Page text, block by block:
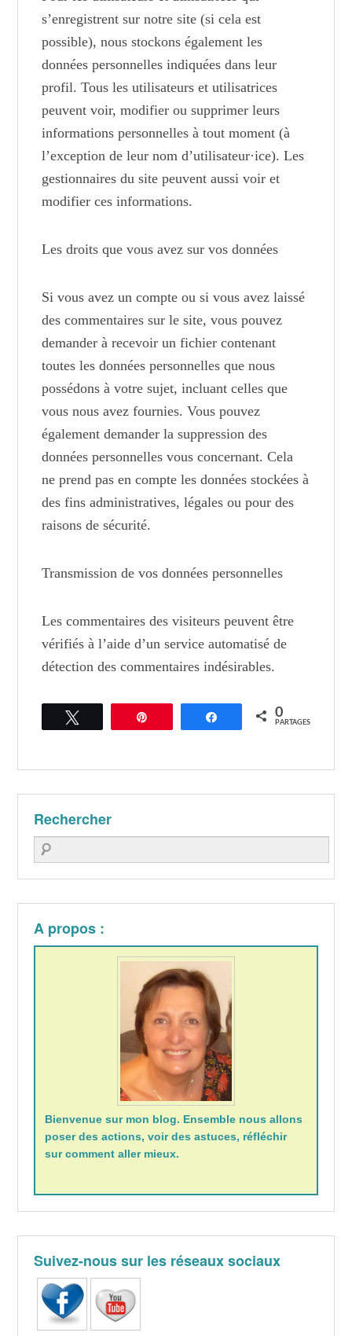
s’enregistrent sur notre site (si cela est
possible), nous stockons également les
données personnelles indiquées dans leur
profil. Tous les utilisateurs et utilisatrices
peuvent voir, modifier ou supprimer leurs
informations personnelles à tout moment (à
l’exception de leur nom d’utilisateur·ice). Les
gestionnaires du site peuvent aussi voir et
modifier ces informations.
Les droits que vous avez sur vos données
Si vous avez un compte ou si vous avez laissé
des commentaires sur le site, vous pouvez
demander à recevoir un fichier contenant
toutes les données personnelles que nous
possédons à votre sujet, incluant celles que
vous nous avez fournies. Vous pouvez
également demander la suppression des
données personnelles vous concernant. Cela
ne prend pas en compte les données stockées à
des fins administratives, légales ou pour des
raisons de sécurité.
Transmission de vos données personnelles
Les commentaires des visiteurs peuvent être
vérifiés à l’aide d’un service automatisé de
détection des commentaires indésirables.
Partagez 0
PARTAGES
Rechercher
Recherche
A propos :
Bienvenue sur mon blog. Ensemble nous allons
poser des actions, voir des astuces, réfléchir
sur comment aller mieux.
Suivez-nous sur les réseaux sociaux